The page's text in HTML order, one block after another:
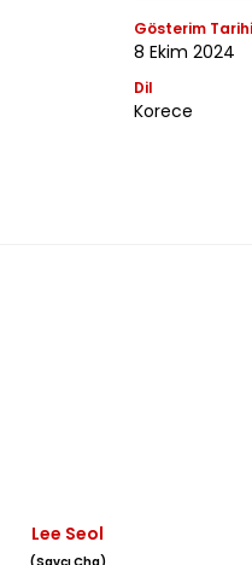
Gösterim Tarihi
8 Ekim 2024
Dil
Korece
Lee Seol
(Savcı Cha)